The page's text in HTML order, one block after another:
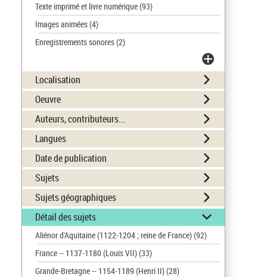
Texte imprimé et livre numérique(93)
Images animées(4)
Enregistrements sonores(2)
Localisation
Oeuvre
Auteurs, contributeurs...
Langues
Date de publication
Sujets
Sujets géographiques
Détail des sujets
Aliénor d'Aquitaine (1122-1204 ; reine de France)(92)
France -- 1137-1180 (Louis VII)(33)
Grande-Bretagne -- 1154-1189 (Henri II)(28)